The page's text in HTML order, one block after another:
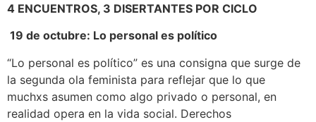
4 ENCUENTROS, 3 DISERTANTES POR CICLO
19 de octubre: Lo personal es político
“Lo personal es político” es una consigna que surge de
la segunda ola feminista para reflejar que lo que
muchxs asumen como algo privado o personal, en
realidad opera en la vida social. Derechos